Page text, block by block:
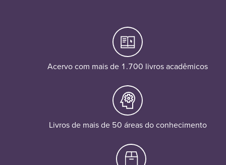
Acervo com mais de 1.700 livros acadêmicos
Livros de mais de 50 áreas do conhecimento